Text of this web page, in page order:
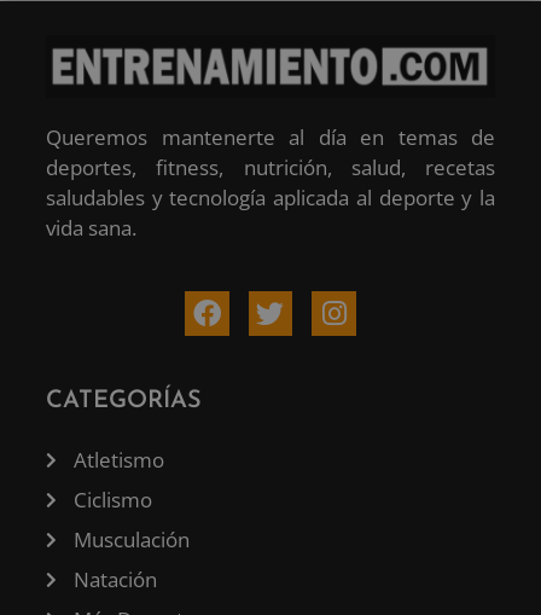
Queremos mantenerte al día en temas de
deportes, fitness, nutrición, salud, recetas
saludables y tecnología aplicada al deporte y la
vida sana.
CATEGORÍAS
Atletismo
Ciclismo
Musculación
Natación